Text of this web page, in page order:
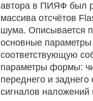
автора в ПИЯФ был
массива отсчётов
шума. Описывается
основные
соответствующую
параметры формы:
переднего и
сигналов